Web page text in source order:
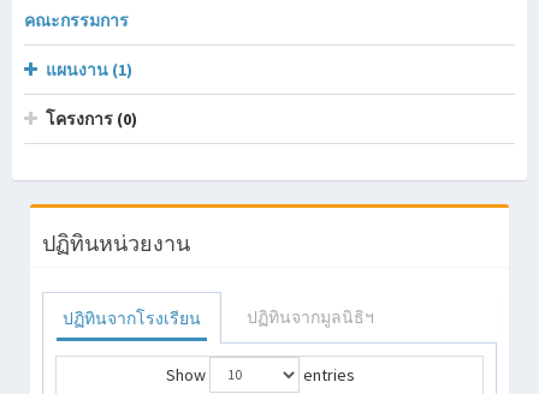
คณะกรรมการ
แผนงาน (1)
โครงการ (0)
ปฏิทินหน่วยงาน
ปฏิทินจากโรงเรียน ปฏิทินจากมูลนิธิฯ
Show
entries